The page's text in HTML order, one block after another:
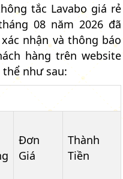
tắc Lavabo giá rẻ
08 năm 2026 đã
nhận và thông báo
hàng trên website
như sau:
Đơn
Giá
Thành
Tiền